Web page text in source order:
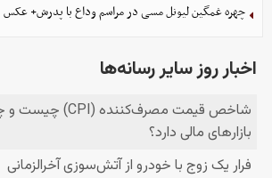
چهره غمگین لیونل مسی در مراسم وداع با پدرش+ عکس